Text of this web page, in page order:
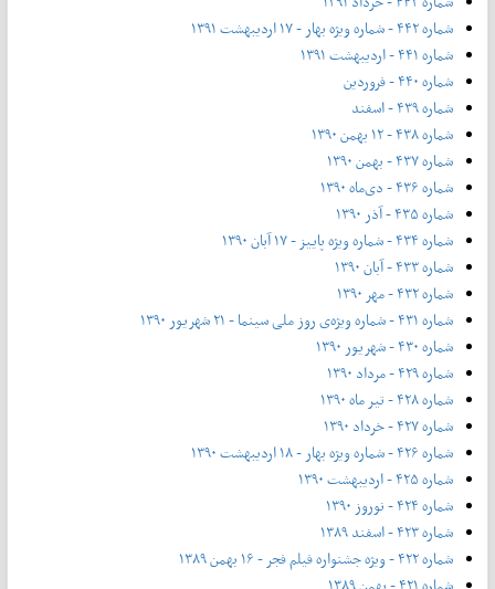
شماره ۴۴۲ - شماره ویژه بهار - ۱۷ اردیبهشت ۱۳۹۱
شماره ۴۴۱ - اردیبهشت ۱۳۹۱
شماره ۴۴۰ - فروردین
شماره ۴۳۹ - اسفند
شماره ۴۳۸ - ۱۲ بهمن ۱۳۹۰
شماره ۴۳۷ - بهمن ۱۳۹۰
شماره ۴۳۶ - دی‌ماه ۱۳۹۰
شماره ۴۳۵ - آذر ۱۳۹۰
شماره ۴۳۴ - شماره ویژه پاییز - ۱۷ آبان ۱۳۹۰
شماره ۴۳۳ - آبان ۱۳۹۰
شماره ۴۳۲ - مهر ۱۳۹۰
شماره ۴۳۱ - شماره ویژه‌ی روز ملی سینما - ۲۱ شهریور ۱۳۹۰
شماره ۴۳۰ - شهریور ۱۳۹۰
شماره ۴۲۹ - مرداد ۱۳۹۰
شماره ۴۲۸ - تیر ماه ۱۳۹۰
شماره ۴۲۷ - خرداد ۱۳۹۰
شماره ۴۲۶ - شماره ویژه بهار - ۱۸ اردیبهشت ۱۳۹۰
شماره ۴۲۵ - اردیبهشت ۱۳۹۰
شماره ۴۲۴ - نوروز ۱۳۹۰
شماره ۴۲۳ - اسفند ۱۳۸۹
شماره ۴۲۲ - ویژه جشنواره فیلم فجر - ۱۶ بهمن ۱۳۸۹